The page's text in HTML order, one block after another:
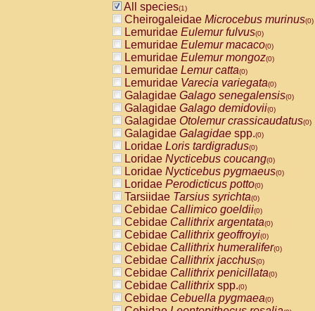
All species(1)
Cheirogaleidae Microcebus murinus(0)
Lemuridae Eulemur fulvus(0)
Lemuridae Eulemur macaco(0)
Lemuridae Eulemur mongoz(0)
Lemuridae Lemur catta(0)
Lemuridae Varecia variegata(0)
Galagidae Galago senegalensis(0)
Galagidae Galago demidovii(0)
Galagidae Otolemur crassicaudatus(0)
Galagidae Galagidae spp.(0)
Loridae Loris tardigradus(0)
Loridae Nycticebus coucang(0)
Loridae Nycticebus pygmaeus(0)
Loridae Perodicticus potto(0)
Tarsiidae Tarsius syrichta(0)
Cebidae Callimico goeldii(0)
Cebidae Callithrix argentata(0)
Cebidae Callithrix geoffroyi(0)
Cebidae Callithrix humeralifer(0)
Cebidae Callithrix jacchus(0)
Cebidae Callithrix penicillata(0)
Cebidae Callithrixspp.(0)
Cebidae Cebuella pygmaea(0)